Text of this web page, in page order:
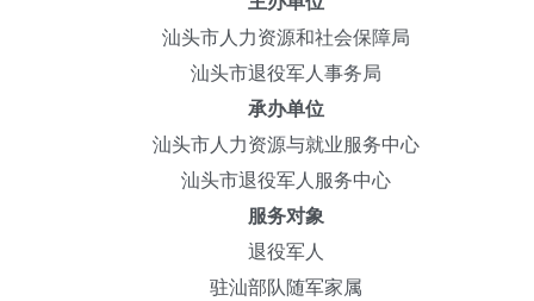
汕头市人力资源和社会保障局
汕头市退役军人事务局
承办单位
汕头市人力资源与就业服务中心
汕头市退役军人服务中心
服务对象
退役军人
驻汕部队随军家属